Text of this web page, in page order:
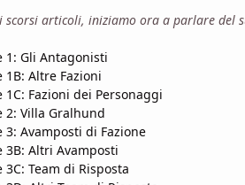
articoli, iniziamo ora a parlare del
1: Gli Antagonisti
Altre Fazioni
Fazioni dei Personaggi
2: Villa Gralhund
Avamposti di Fazione
3B: Altri Avamposti
Team di Risposta